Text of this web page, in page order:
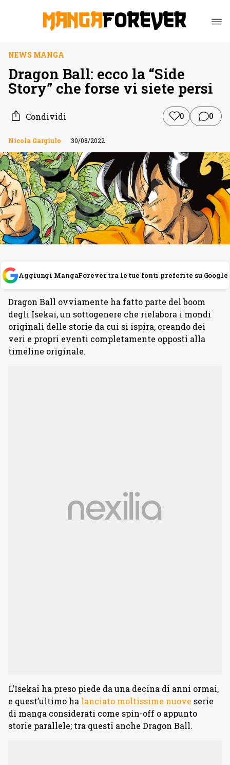
NEWS MANGA
Dragon Ball: ecco la “Side
Story” che forse vi siete persi
Condividi 0 0
Nicola Gargiulo 30/08/2022
Aggiungi MangaForever tra le tue fonti preferite su Google
Dragon Ball ovviamente ha fatto parte del boom
degli Isekai, un sottogenere che rielabora i mondi
originali delle storie da cui si ispira, creando dei
veri e propri eventi completamente opposti alla
timeline originale.
L’Isekai ha preso piede da una decina di anni ormai,
e quest’ultimo ha lanciato moltissime nuove serie
di manga considerati come spin-off o appunto
storie parallele; tra questi anche Dragon Ball.